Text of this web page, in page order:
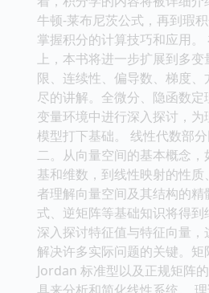
牛顿-莱布尼茨公式，再到瑕
掌握积分的计算技巧和应用
上，本书将进一步扩展到多
限、连续性、偏导数、梯度
尽的讲解。全微分、隐函数
变量环境中进行深入探讨，
模型打下基础。 线性代数部
二。从向量空间的基本概念，
基和维数，到线性映射的性
者理解向量空间及其结构的
式、逆矩阵等基础知识将得
深入探讨特征值与特征向量
解决许多实际问题的关键。
Jordan 标准型以及正规矩阵